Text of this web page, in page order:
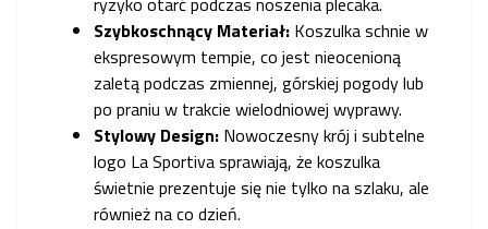
Szybkoschnący Materiał: Koszulka schnie w
ekspresowym tempie, co jest nieocenioną
zaletą podczas zmiennej, górskiej pogody lub
po praniu w trakcie wielodniowej wyprawy.
Stylowy Design: Nowoczesny krój i subtelne
logo La Sportiva sprawiają, że koszulka
świetnie prezentuje się nie tylko na szlaku, ale
również na co dzień.